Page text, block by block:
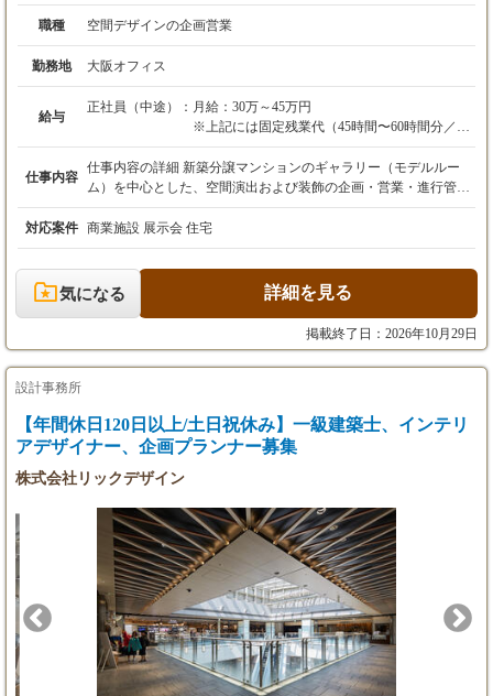
職種 空間デザインの企画営業
勤務地 大阪オフィス
給与
正社員（中途）： 月給：30万～45万円
※上記には固定残業代（45時間〜60時間分／7
万8000円～15万6100円）が含まれます。
※超過分は別途支給いたします。
※年齢・経験・能力を考慮の上、規定により決
定いたします。
・昇給：随時
・賞与：決算賞与あり
仕事内容
仕事内容の詳細 新築分譲マンションのギャラリー（モデルルー
ム）を中心とした、空間演出および装飾の企画・営業・進行管理
をお任せします。 既存取引のある大手デベロッパーや不動産広告
代理店へのルート営業がメインであり、新規の飛び込み営業はあ
りません。 その他に、一般店舗・量販店等のサイン業務もありま
す。 ■ 業務フロー ［1］ヒアリング・要件定義 ・クライアントか
ら新規物件のコンセプトやターゲット層をヒアリング。 ・エント
ランス、商談スペース、シアタールームなど、ギャラリー全体の
lustrator/Photoshop等）を使用し、空間デザインや装飾の提案資料
を作成。 ・内装材の選定だけでなく、映像・光・音を用いた空間
型印刷物などの各種装飾品の制作をディレクション。 ・スケジュ
ールおよびコストの精査・管理を行います。 ［4］現場制作管
施工管理を実施。（現場へは社用車で移動します） ・完成後のク
オリティチェックとクライアントへの引き渡しをもって、1つの
プロジェクト（約半年スパン）が完了します。
対応案件 商業施設 展示会 住宅
気になる 詳細を見る
掲載終了日：2026年10月29日
設計事務所
【年間休日120日以上/土日祝休み】一級建築士、インテリ
アデザイナー、企画プランナー募集
株式会社リックデザイン